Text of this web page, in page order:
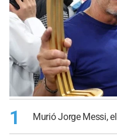
1 Murió Jorge Messi,